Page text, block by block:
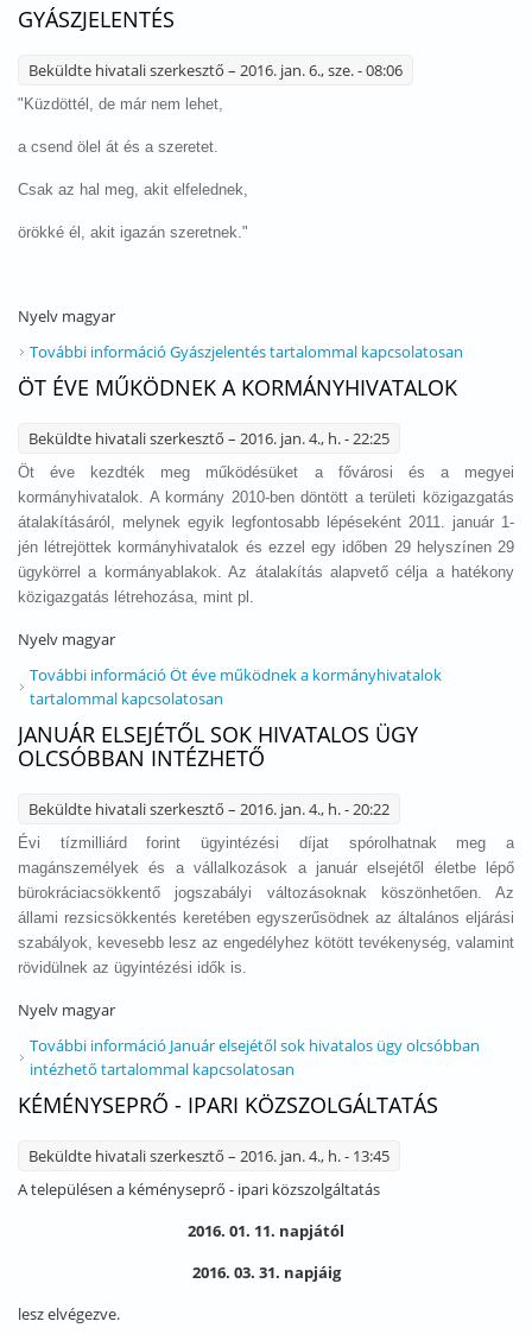
GYÁSZJELENTÉS
Beküldte hivatali szerkesztő – 2016. jan. 6., sze. - 08:06
"Küzdöttél, de már nem lehet,
a csend ölel át és a szeretet.
Csak az hal meg, akit elfelednek,
örökké él, akit igazán szeretnek."
Nyelv magyar
További információ Gyászjelentés tartalommal kapcsolatosan
ÖT ÉVE MŰKÖDNEK A KORMÁNYHIVATALOK
Beküldte hivatali szerkesztő – 2016. jan. 4., h. - 22:25
Öt éve kezdték meg működésüket a fővárosi és a megyei
kormányhivatalok. A kormány 2010-ben döntött a területi közigazgatás
átalakításáról, melynek egyik legfontosabb lépéseként 2011. január 1-
jén létrejöttek kormányhivatalok és ezzel egy időben 29 helyszínen 29
ügykörrel a kormányablakok. Az átalakítás alapvető célja a hatékony
közigazgatás létrehozása, mint pl.
Nyelv magyar
További információ Öt éve működnek a kormányhivatalok
tartalommal kapcsolatosan
JANUÁR ELSEJÉTŐL SOK HIVATALOS ÜGY
OLCSÓBBAN INTÉZHETŐ
Beküldte hivatali szerkesztő – 2016. jan. 4., h. - 20:22
Évi tízmilliárd forint ügyintézési díjat spórolhatnak meg a
magánszemélyek és a vállalkozások a január elsejétől életbe lépő
bürokráciacsökkentő jogszabályi változásoknak köszönhetően. Az
állami rezsicsökkentés keretében egyszerűsödnek az általános eljárási
szabályok, kevesebb lesz az engedélyhez kötött tevékenység, valamint
rövidülnek az ügyintézési idők is.
Nyelv magyar
További információ Január elsejétől sok hivatalos ügy olcsóbban
intézhető tartalommal kapcsolatosan
KÉMÉNYSEPRŐ - IPARI KÖZSZOLGÁLTATÁS
Beküldte hivatali szerkesztő – 2016. jan. 4., h. - 13:45
A településen a kéményseprő - ipari közszolgáltatás
2016. 01. 11. napjától
2016. 03. 31. napjáig
lesz elvégezve.